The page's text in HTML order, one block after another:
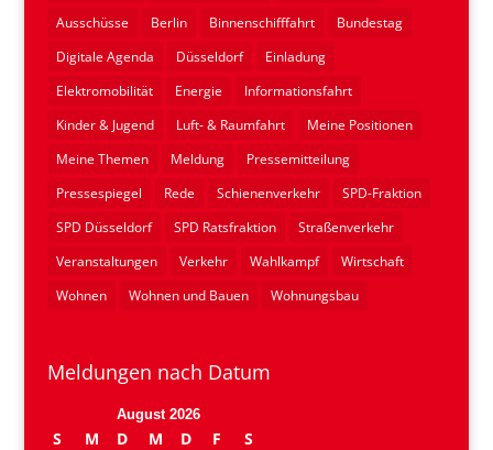
Ausschüsse
Berlin Binnenschifffahrt
Bundestag
Digitale Agenda
Düsseldorf
Einladung
Elektromobilität
Energie
Informationsfahrt
Kinder & Jugend
Luft- & Raumfahrt
Meine Positionen
Meine Themen
Meldung
Pressemitteilung
Pressespiegel
Rede Schienenverkehr
SPD-Fraktion
SPD Düsseldorf
SPD Ratsfraktion
Straßenverkehr
Veranstaltungen
Verkehr Wahlkampf
Wirtschaft
Wohnen
Wohnen und Bauen Wohnungsbau
Meldungen nach Datum
August 2026
S M D M D F
S